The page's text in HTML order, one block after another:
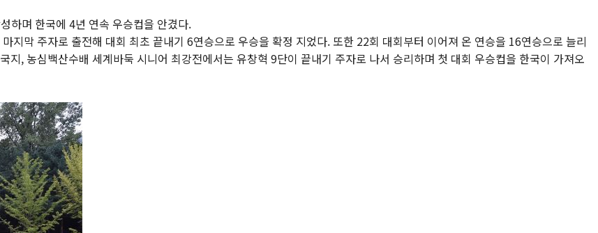
하며 한국에 4년 연속 우승컵을 안겼다.
지막 주자로 출전해 대회 최초 끝내기 6연승으로 우승을 확정 지었다. 또한 22회 대회부터 이어져 온 연승을 16연승으로 늘리
, 농심백산수배 세계바둑 시니어 최강전에서는 유창혁 9단이 끝내기 주자로 나서 승리하며 첫 대회 우승컵을 한국이 가져오